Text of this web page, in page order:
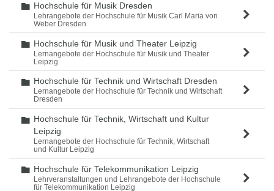
Ordner
Hochschule für Musik Dresden
Lehrangebote der Hochschule für Musik Carl Maria von
Weber Dresden
Ordner
Hochschule für Musik und Theater Leipzig
Lernangebote der Hochschule für Musik und Theater
Leipzig
Ordner
Hochschule für Technik und Wirtschaft Dresden
Lernangebote der Hochschule für Technik und Wirtschaft
Dresden
Ordner
Hochschule für Technik, Wirtschaft und Kultur
Leipzig
Lernangebote der Hochschule für Technik, Wirtschaft
und Kultur Leipzig
Ordner
Hochschule für Telekommunikation Leipzig
Lehrveranstaltungen und Lehrangebote der Hochschule
für Telekommunikation Leipzig